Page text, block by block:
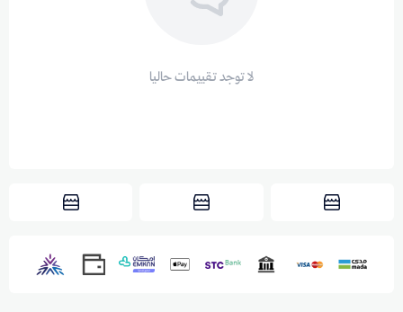
لا توجد تقييمات حاليا